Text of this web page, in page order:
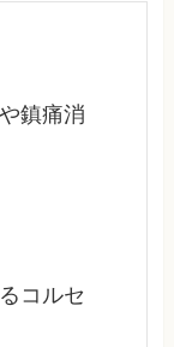
鎮痛消
コルセ